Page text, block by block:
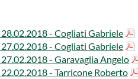
- Cogliati Ga​briel​e​​​​​​
- Cogliati Ga​briel​e
- Garavaglia Angelo
- Tarricone Roberto